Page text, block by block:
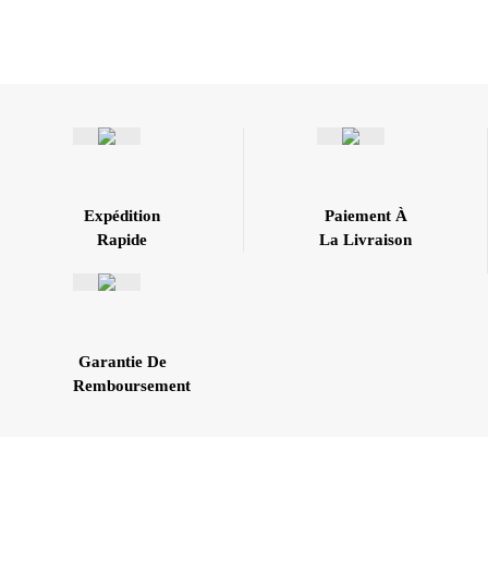
Paiement À
La Livraison
Expédition
Rapide
Garantie De
Remboursement